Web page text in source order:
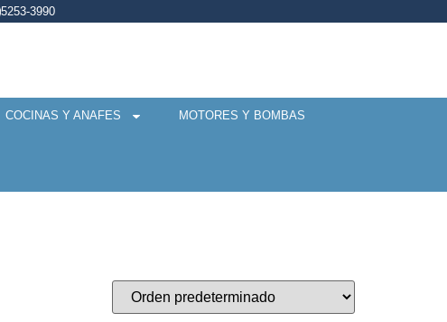
5253-3990
COCINAS Y ANAFES MOTORES Y BOMBAS